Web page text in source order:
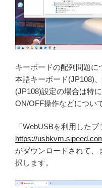
キーボードの配列問題に
本語キーボード(JP108)
(JP108)設定の場合は特
ON/OFF操作などについ
「WebUSBを利用した
https://
がダウンロードされて、
択します。